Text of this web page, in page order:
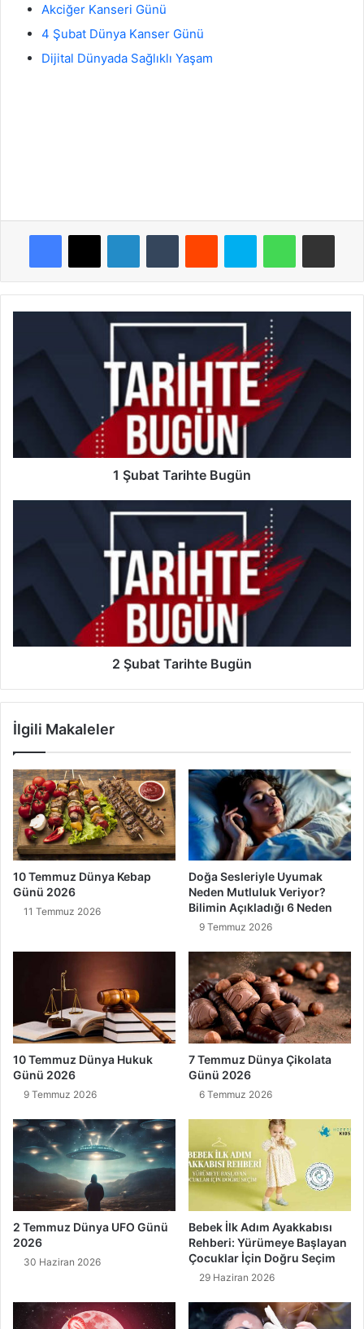
Akciğer Kanseri Günü
4 Şubat Dünya Kanser Günü
Dijital Dünyada Sağlıklı Yaşam
Facebook
X LinkedInTumblr Reddit Skype WhatsAppE-Posta ile
Tarihte
1 Şubat Tarihte Bugün
Tarihte
2 Şubat Tarihte Bugün
İlgili Makaleler
10 Temmuz Dünya Kebap
Günü 2026
11 Temmuz 2026
Doğa Sesleriyle Uyumak
Neden Mutluluk Veriyor?
Bilimin Açıkladığı 6 Neden
9 Temmuz 2026
10 Temmuz Dünya Hukuk
Günü 2026
9 Temmuz 2026
7 Temmuz Dünya Çikolata
Günü 2026
6 Temmuz 2026
2 Temmuz Dünya UFO Günü
2026
30 Haziran 2026
Bebek İlk Adım Ayakkabısı
Rehberi: Yürümeye Başlayan
Çocuklar İçin Doğru Seçim
29 Haziran 2026